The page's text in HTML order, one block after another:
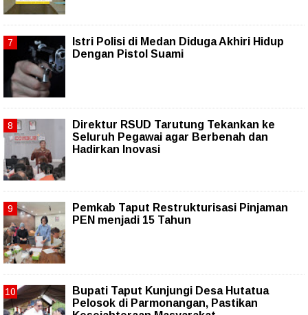
Istri Polisi di Medan Diduga Akhiri Hidup
Dengan Pistol Suami
Direktur RSUD Tarutung Tekankan ke
Seluruh Pegawai agar Berbenah dan
Hadirkan Inovasi
Pemkab Taput Restrukturisasi Pinjaman
PEN menjadi 15 Tahun‎
Bupati Taput Kunjungi Desa Hutatua
Pelosok di Parmonangan, Pastikan